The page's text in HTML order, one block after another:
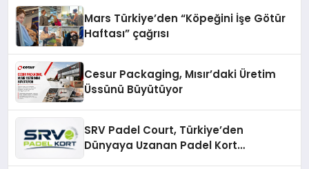
Mars Türkiye’den “Köpeğini İşe Götür
Haftası” çağrısı
Cesur Packaging, Mısır’daki Üretim
Üssünü Büyütüyor
SRV Padel Court, Türkiye’den
Dünyaya Uzanan Padel Kort